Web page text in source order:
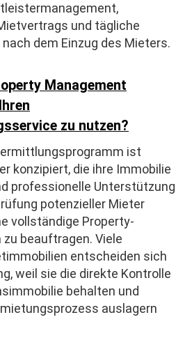
und tägliche
dem Einzug des Mieters.
Management
zu nutzen?
ist
konzipiert, die ihre Immobilie
professionelle Unterstützung
potenzieller Mieter
vollständige Property-
beauftragen. Viele
entscheiden sich
weil sie die direkte Kontrolle
behalten und
auslagern